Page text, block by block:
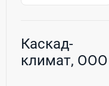
Каскад-
климат, ООО